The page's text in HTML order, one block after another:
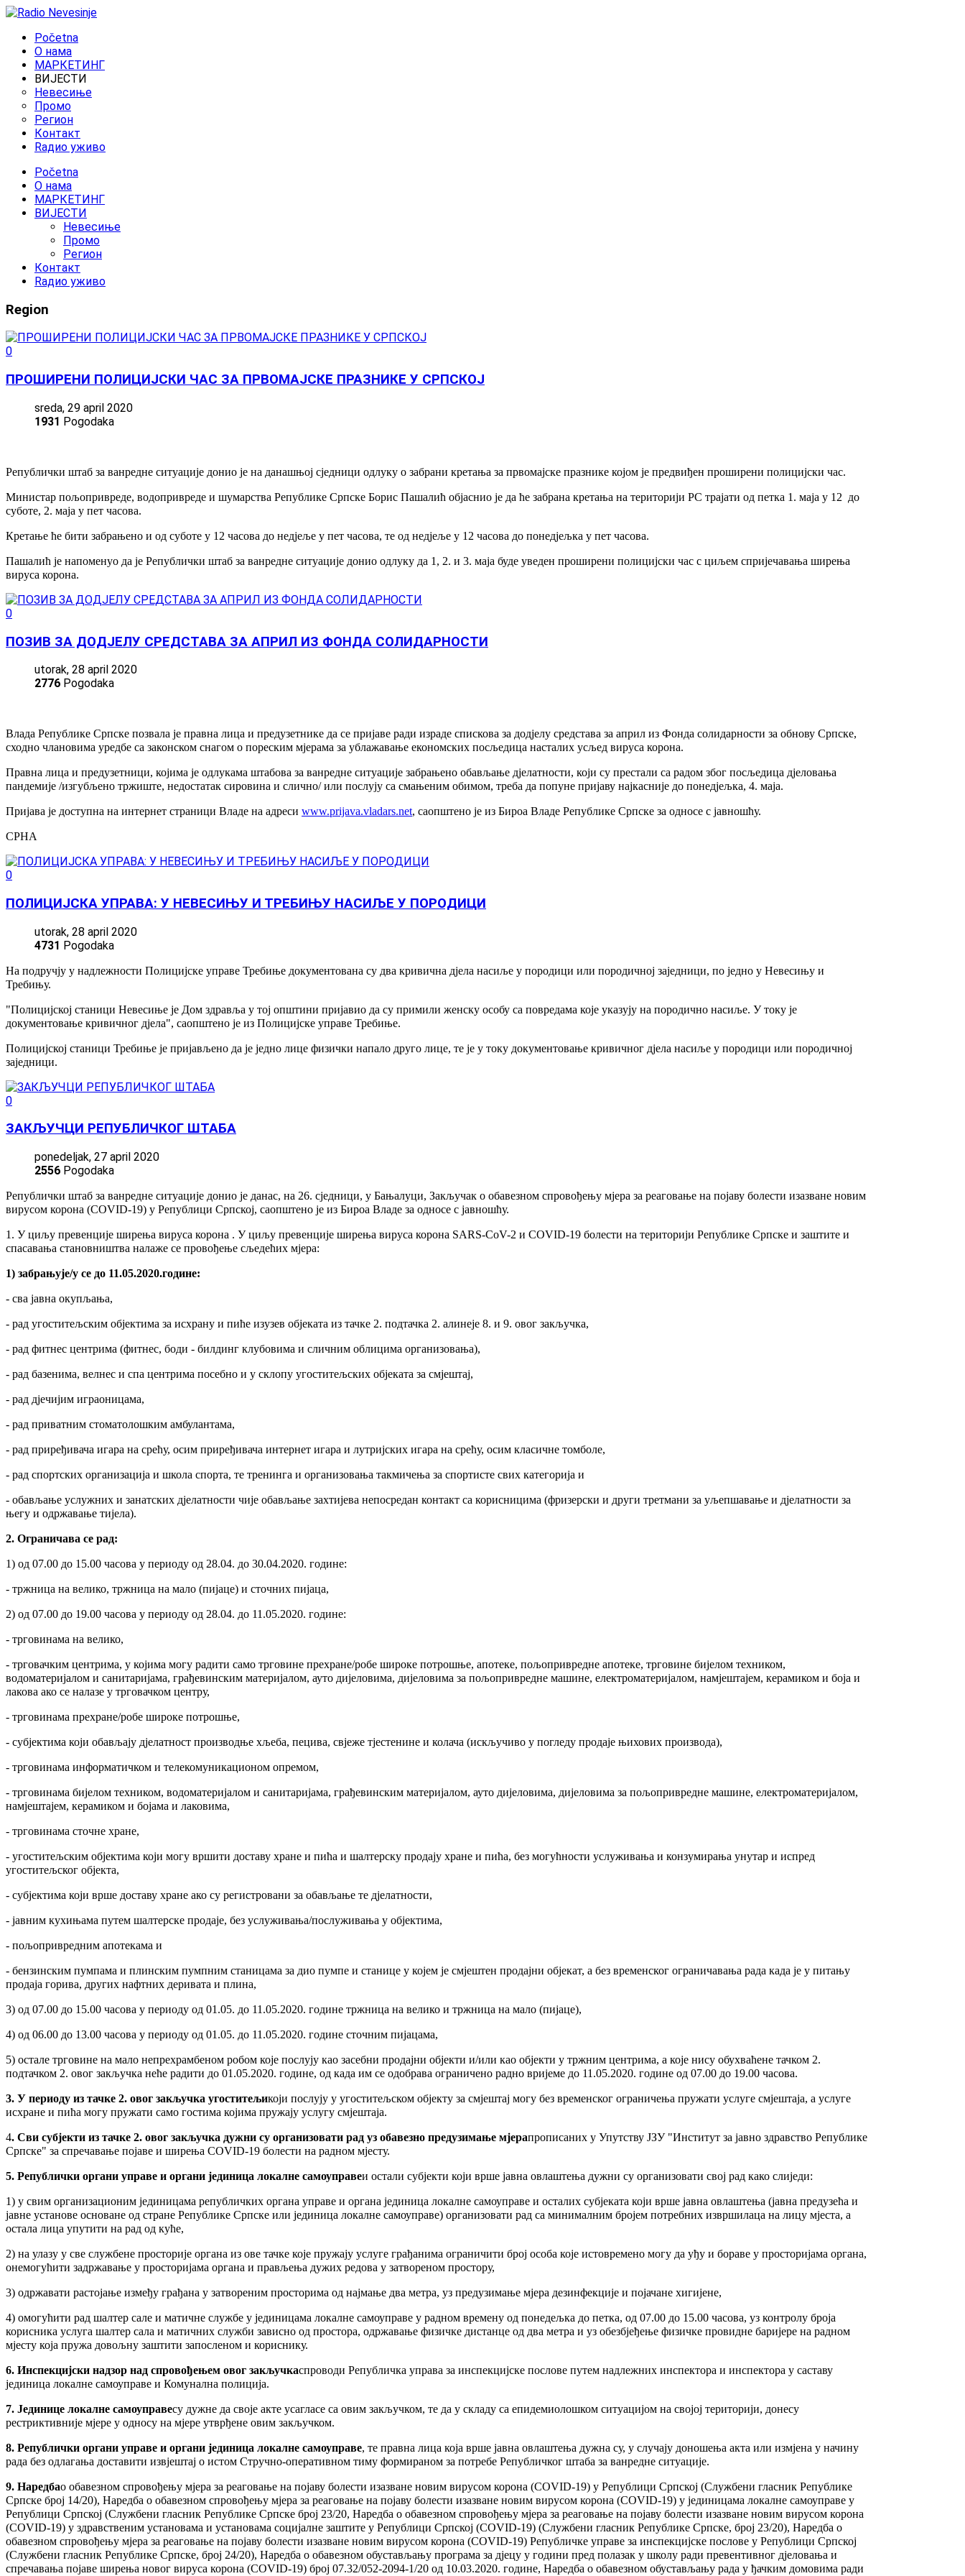
Početna
O нама
МАРКЕТИНГ
ВИЈЕСТИ
Невесиње
Промо
Регион
Контакт
Rадио уживо
Početna
O нама
МАРКЕТИНГ
ВИЈЕСТИ
Невесиње
Промо
Регион
Контакт
Rадио уживо
Region
0
ПРОШИРЕНИ ПОЛИЦИЈСКИ ЧАС ЗА ПРВОМАЈСКЕ ПРАЗНИКЕ У СРПСКОЈ
sreda, 29 april 2020
1931 Pogodaka
Републички штаб за ванредне ситуације донио је на данашњој сједници одлуку о забрани кретања за првомајске празнике којом је предвиђен проширени полицијски час.
Министар пољопривреде, водопривреде и шумарства Републике Српске Борис Пашалић објаснио је да ће забрана кретања на територији РС трајати од петка 1. маја у 12 до
суботе, 2. маја у пет часова.
Кретање ће бити забрањено и од суботе у 12 часова до недјеље у пет часова, те од недјеље у 12 часова до понедјељка у пет часова.
Пашалић је напоменуо да је Републички штаб за ванредне ситуације донио одлуку да 1, 2. и 3. маја буде уведен проширени полицијски час с циљем спријечавања ширења
вируса корона.
0
ПОЗИВ ЗА ДОДЈЕЛУ СРЕДСТАВА ЗА АПРИЛ ИЗ ФОНДА СОЛИДАРНОСТИ
utorak, 28 april 2020
2776 Pogodaka
Влада Републике Српске позвала је правна лица и предузетнике да се пријаве ради израде спискова за додјелу средстава за април из Фонда солидарности за обнову Српске,
сходно члановима уредбе са законском снагом о пореским мјерама за ублажавање економских посљедица насталих усљед вируса корона.
Правна лица и предузетници, којима је одлукама штабова за ванредне ситуације забрањено обављање дјелатности, који су престали са радом због посљедица дјеловања
пандемије /изгубљено тржиште, недостатак сировина и слично/ или послују са смањеним обимом, треба да попуне пријаву најкасније до понедјељка, 4. маја.
Пријава је доступна на интернет страници Владе на адреси www.prijava.vladars.net, саопштено је из Бироа Владе Републике Српске за односе с јавношћу.
СРНА
0
ПОЛИЦИЈСКА УПРАВА: У НЕВЕСИЊУ И ТРЕБИЊУ НАСИЉЕ У ПОРОДИЦИ
utorak, 28 april 2020
4731 Pogodaka
На подручју у надлежности Полицијске управе Требиње документована су два кривична дјела насиље у породици или породичној заједници, по једно у Невесињу и
Требињу.
"Полицијској станици Невесиње је Дом здравља у тој општини пријавио да су примили женску особу са повредама које указују на породично насиље. У току је
документовање кривичног дјела", саопштено је из Полицијске управе Требиње.
Полицијској станици Требиње је пријављено да је једно лице физички напало друго лице, те је у току документовање кривичног дјела насиље у породици или породичној
заједници.
0
ЗАКЉУЧЦИ РЕПУБЛИЧКОГ ШТАБА
ponedeljak, 27 april 2020
2556 Pogodaka
Републички штаб за ванредне ситуације донио је данас, на 26. сједници, у Бањалуци, Закључак о обавезном спровођењу мјера за реаговање на појаву болести изазване новим
вирусом корона (COVID-19) у Републици Српској, саопштено је из Бироа Владе за односе с јавношћу.
1. У циљу превенције ширења вируса корона . У циљу превенције ширења вируса корона SARS-CoV-2 и COVID-19 болести на територији Републике Српске и заштите и
спасавања становништва налаже се провођење сљедећих мјера:
1) забрањује/у се до 11.05.2020.године:
- сва јавна окупљања,
- рад угоститељским објектима за исхрану и пиће изузев објеката из тачке 2. подтачка 2. алинеје 8. и 9. овог закључка,
- рад фитнес центрима (фитнес, боди - билдинг клубовима и сличним облицима организовања),
- рад базенима, велнес и спа центрима посебно и у склопу угоститељских објеката за смјештај,
- рад дјечијим играоницама,
- рад приватним стоматолошким амбулантама,
- рад приређивача игара на срећу, осим приређивача интернет игара и лутријских игара на срећу, осим класичне томболе,
- рад спортских организација и школа спорта, те тренинга и организовања такмичења за спортисте свих категорија и
- обављање услужних и занатских дјелатности чије обављање захтијева непосредан контакт са корисницима (фризерски и други третмани за уљепшавање и дјелатности за
његу и одржавање тијела).
2. Ограничава се рад:
1) од 07.00 до 15.00 часова у периоду од 28.04. до 30.04.2020. године:
- тржница на велико, тржница на мало (пијаце) и сточних пијаца,
2) од 07.00 до 19.00 часова у периоду од 28.04. до 11.05.2020. године:
- трговинама на велико,
- трговачким центрима, у којима могу радити само трговине прехране/робе широке потрошње, апотеке, пољопривредне апотеке, трговине бијелом техником,
водоматеријалом и санитаријама, грађевинским материјалом, ауто дијеловима, дијеловима за пољопривредне машине, електроматеријалом, намјештајем, керамиком и боја и
лакова ако се налазе у трговачком центру,
- трговинама прехране/робе широке потрошње,
- субјектима који обављају дјелатност производње хљеба, пецива, свјеже тјестенине и колача (искључиво у погледу продаје њихових производа),
- трговинама информатичком и телекомуникационом опремом,
- трговинама бијелом техником, водоматеријалом и санитаријама, грађевинским материјалом, ауто дијеловима, дијеловима за пољопривредне машине, електроматеријалом,
намјештајем, керамиком и бојама и лаковима,
- трговинама сточне хране,
- угоститељским објектима који могу вршити доставу хране и пића и шалтерску продају хране и пића, без могућности услуживања и конзумирања унутар и испред
угоститељског објекта,
- субјектима који врше доставу хране ако су регистровани за обављање те дјелатности,
- јавним кухињама путем шалтерске продаје, без услуживања/послуживања у објектима,
- пољопривредним апотекама и
- бензинским пумпама и плинским пумпним станицама за дио пумпе и станице у којем је смјештен продајни објекат, а без временског ограничавања рада када је у питању
продаја горива, других нафтних деривата и плина,
3) од 07.00 до 15.00 часова у периоду од 01.05. до 11.05.2020. године тржница на велико и тржница на мало (пијаце),
4) од 06.00 до 13.00 часова у периоду од 01.05. до 11.05.2020. године сточним пијацама,
5) остале трговине на мало непрехрамбеном робом које послују као засебни продајни објекти и/или као објекти у тржним центрима, а које нису обухваћене тачком 2.
подтачком 2. овог закључка неће радити до 01.05.2020. године, од када им се одобрава ограничено радно вријеме до 11.05.2020. године од 07.00 до 19.00 часова.
3. У периоду из тачке 2. овог закључка угоститељикоји послују у угоститељском објекту за смјештај могу без временског ограничења пружати услуге смјештаја, а услуге
исхране и пића могу пружати само гостима којима пружају услугу смјештаја.
4. Сви субјекти из тачке 2. овог закључка дужни су организовати рад уз обавезно предузимање мјерапрописаних у Упутству ЈЗУ "Институт за јавно здравство Републике
Српске" за спречавање појаве и ширења COVID-19 болести на радном мјесту.
5. Републички органи управе и органи јединица локалне самоуправеи остали субјекти који врше јавна овлаштења дужни су организовати свој рад како слиједи:
1) у свим организационим јединицама републичких органа управе и органа јединица локалне самоуправе и осталих субјеката који врше јавна овлаштења (јавна предузећа и
јавне установе основане од стране Републике Српске или јединица локалне самоуправе) организовати рад са минималним бројем потребних извршилаца на лицу мјеста, а
остала лица упутити на рад од куће,
2) на улазу у све службене просторије органа из ове тачке које пружају услуге грађанима ограничити број особа које истовремено могу да уђу и бораве у просторијама органа,
онемогућити задржавање у просторијама органа и прављења дужих редова у затвореном простору,
3) одржавати растојање између грађана у затвореним просторима од најмање два метра, уз предузимање мјера дезинфекције и појачане хигијене,
4) омогућити рад шалтер сале и матичне службе у јединицама локалне самоуправе у радном времену од понедељка до петка, од 07.00 до 15.00 часова, уз контролу броја
корисника услуга шалтер сала и матичних служби зависно од простора, одржавање физичке дистанце од два метра и уз обезбјеђење физичке провидне баријере на радном
мјесту која пружа довољну заштити запосленом и кориснику.
6. Инспекцијски надзор над спровођењем овог закључкаспроводи Републичка управа за инспекцијске послове путем надлежних инспектора и инспектора у саставу
јединица локалне самоуправе и Комунална полиција.
7. Јединице локалне самоуправесу дужне да своје акте усагласе са овим закључком, те да у складу са епидемиолошком ситуацијом на својој територији, донесу
рестриктивније мјере у односу на мјере утврђене овим закључком.
8. Републички органи управе и органи јединица локалне самоуправе, те правна лица која врше јавна овлаштења дужна су, у случају доношења акта или измјена у начину
рада без одлагања доставити извјештај о истом Стручно-оперативном тиму формираном за потребе Републичког штаба за ванредне ситуације.
9. Наредбао обавезном спровођењу мјера за реаговање на појаву болести изазване новим вирусом корона (COVID-19) у Републици Српској (Службени гласник Републике
Српске број 14/20), Наредба о обавезном спровођењу мјера за реаговање на појаву болести изазване новим вирусом корона (COVID-19) у јединицама локалне самоуправе у
Републици Српској (Службени гласник Републике Српске број 23/20, Наредба о обавезном спровођењу мјера за реаговање на појаву болести изазване новим вирусом корона
(COVID-19) у здравственим установама и установама социјалне заштите у Републици Српској (COVID-19) (Службени гласник Републике Српске, број 23/20), Наредба о
обавезном спровођењу мјера за реаговање на појаву болести изазване новим вирусом корона (COVID-19) Републичке управе за инспекцијске послове у Републици Српској
(Службени гласник Републике Српске, број 24/20), Наредба о обавезном обустављању програма за дјецу у години пред полазак у школу ради превентивног дјеловања и
спречавања појаве ширења новог вируса корона (COVID-19) број 07.32/052-2094-1/20 од 10.03.2020. године, Наредба о обавезном обустављању рада у ђачким домовима ради